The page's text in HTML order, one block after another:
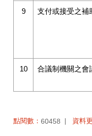
9 支付或接受之補
10 合議制機關之會
點閱數： 60458 資料